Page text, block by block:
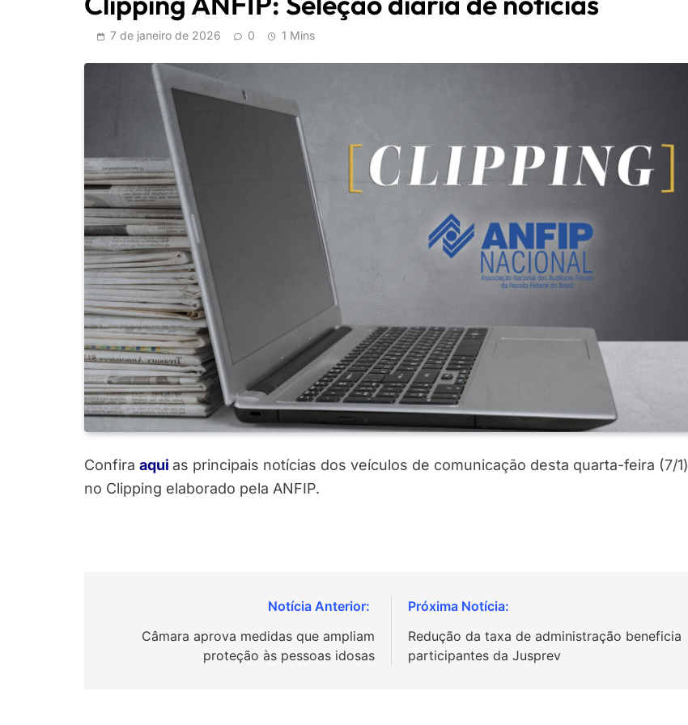
7 de janeiro de 2026 0 1 Mins
Confira aqui as principais notícias dos veículos de comunicação desta quarta-feira (7/1)
no Clipping elaborado pela ANFIP.
Câmara aprova medidas que ampliam
proteção às pessoas idosas
Redução da taxa de administração beneficia
participantes da Jusprev